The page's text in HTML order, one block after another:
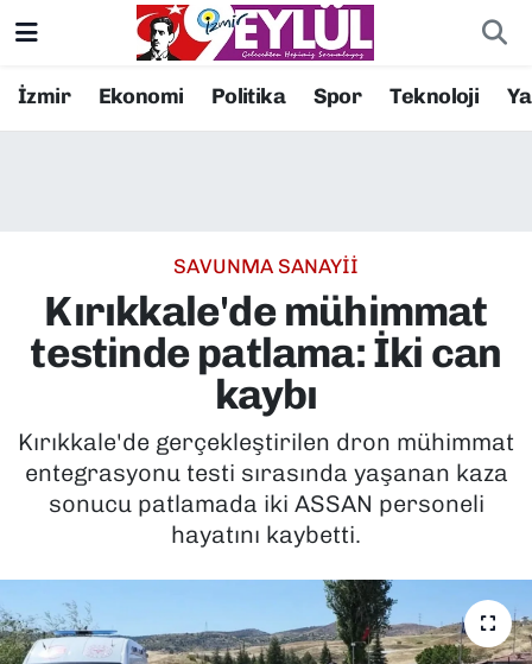
İzmir Ekonomi Politika Spor Teknoloji
SAVUNMA SANAYİİ
Kırıkkale'de mühimmat
testinde patlama: İki can
kaybı
Kırıkkale'de gerçekleştirilen dron mühimmat
entegrasyonu testi sırasında yaşanan kaza
sonucu patlamada iki ASSAN personeli
hayatını kaybetti.
Resmi İlanlar
EKONOMİ
MAGAZİN
POLİTİKA
SAĞLIK
SPOR
Konak Nöbetçi Eczaneler
Süper Lig Puan Durumu ve Fikstür
Tüm Manşetler
Son Dakika Haberleri
Haber Arşivi